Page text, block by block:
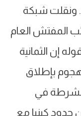
ونقلت شبكة
المفتش العام
إن الثمانية
بإطلاق
في
كينيا مع